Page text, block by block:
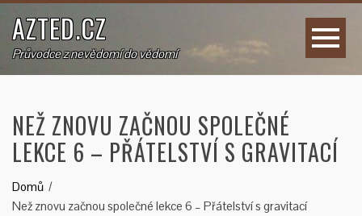
AZTED.CZ
Průvodce z nevědomí do vědomí
NEŽ ZNOVU ZAČNOU SPOLEČNÉ
LEKCE 6 – PŘÁTELSTVÍ S GRAVITACÍ
Domů
Než znovu začnou společné lekce 6 – Přátelství s gravitací